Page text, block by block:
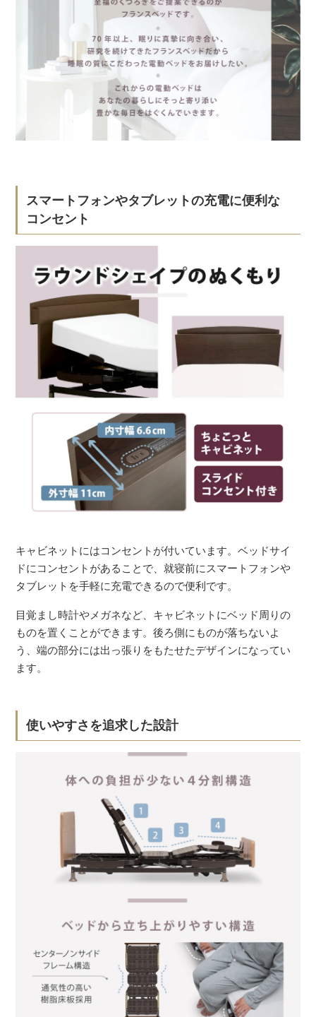
スマートフォンやタブレットの充電に便利な
コンセント
キャビネットにはコンセントが付いています。ベッドサイ
ドにコンセントがあることで、就寝前にスマートフォンや
タブレットを手軽に充電できるので便利です。
目覚まし時計やメガネなど、キャビネットにベッド周りの
ものを置くことができます。後ろ側にものが落ちないよ
う、端の部分には出っ張りをもたせたデザインになってい
ます。
使いやすさを追求した設計